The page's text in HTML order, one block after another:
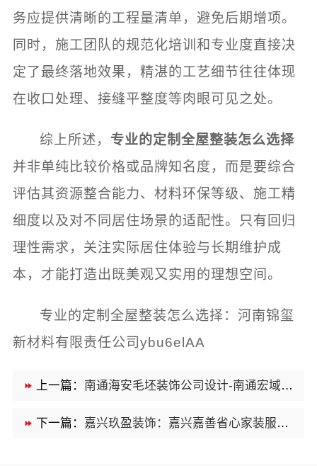
务应提供清晰的工程量清单，避免后期增项。
同时，施工团队的规范化培训和专业度直接决
定了最终落地效果，精湛的工艺细节往往体现
在收口处理、接缝平整度等肉眼可见之处。
综上所述， 专业的定制全屋整装怎么选择
并非单纯比较价格或品牌知名度，而是要综合
评估其资源整合能力、材料环保等级、施工精
细度以及对不同居住场景的适配性。只有回归
理性需求，关注实际居住体验与长期维护成
本，才能打造出既美观又实用的理想空间。
专业的定制全屋整装怎么选择：河南锦玺
新材料有限责任公司ybu6elAA
上一篇： 南通海安毛坯装饰公司设计-南通宏域全宅装饰建材有限公司
下一篇： 嘉兴玖盈装饰：嘉兴嘉善省心家装服务团队拎包入住